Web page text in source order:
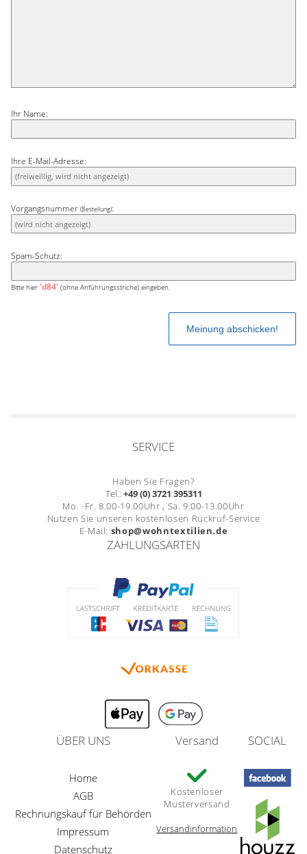
Ihr Name:
Ihre E-Mail-Adresse:
Vorgangsnummer (Bestellung):
Spam-Schutz:
Bitte hier 'd84' (ohne Anführungsstriche) eingeben.
SERVICE
Haben Sie Fragen?
Tel.: +49 (0) 3721 395311
Mo. -Fr. 8.00-19.00Uhr , Sa. 9.00-13.00Uhr
Nutzen Sie unseren kostenlosen Rückruf-Service
E-Mail: shop@wohntextilien.de
ZAHLUNGSARTEN
ÜBER UNS
Home
AGB
Rechnungskauf für Behörden
Impressum
Datenschutz
Versand
Kostenloser
Musterversand
Versandinformation
SOCIAL